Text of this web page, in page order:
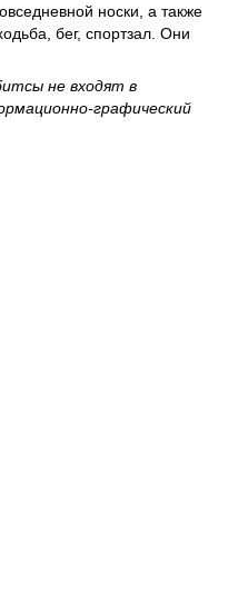
носки, а также
бег, спортзал. Они
не входят в
графический